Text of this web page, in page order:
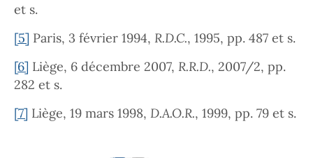
et s.
[5] Paris, 3 février 1994, R.D.C., 1995, pp. 487 et s.
[6] Liège, 6 décembre 2007, R.R.D., 2007/2, pp.
282 et s.
[7] Liège, 19 mars 1998, D.A.O.R., 1999, pp. 79 et s.